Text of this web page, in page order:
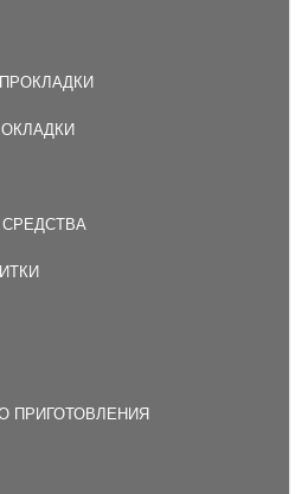
СРЕДСТВА
ПРИГОТОВЛЕНИЯ